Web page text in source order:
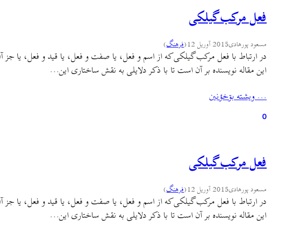
فعل مرکب گیلکی
مسعود پورهادی2015 آوریل 12 (فرهنگ)
در ارتباط با فعل مرکب گیلکی که از اسم و فعل، یا صفت و فعل، یا قید و فعل، یا
این مقاله نویسنده بر آن است تا با ذکر دلایلی به نقش ساختاری این…
… ويشته بۊخؤنين
0
فعل مرکب گیلکی
مسعود پورهادی2015 آوریل 12 (فرهنگ)
در ارتباط با فعل مرکب گیلکی که از اسم و فعل، یا صفت و فعل، یا قید و فعل، یا
این مقاله نویسنده بر آن است تا با ذکر دلایلی به نقش ساختاری این…